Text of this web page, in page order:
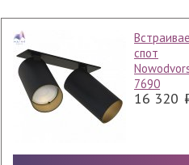
спот
7690
16 320